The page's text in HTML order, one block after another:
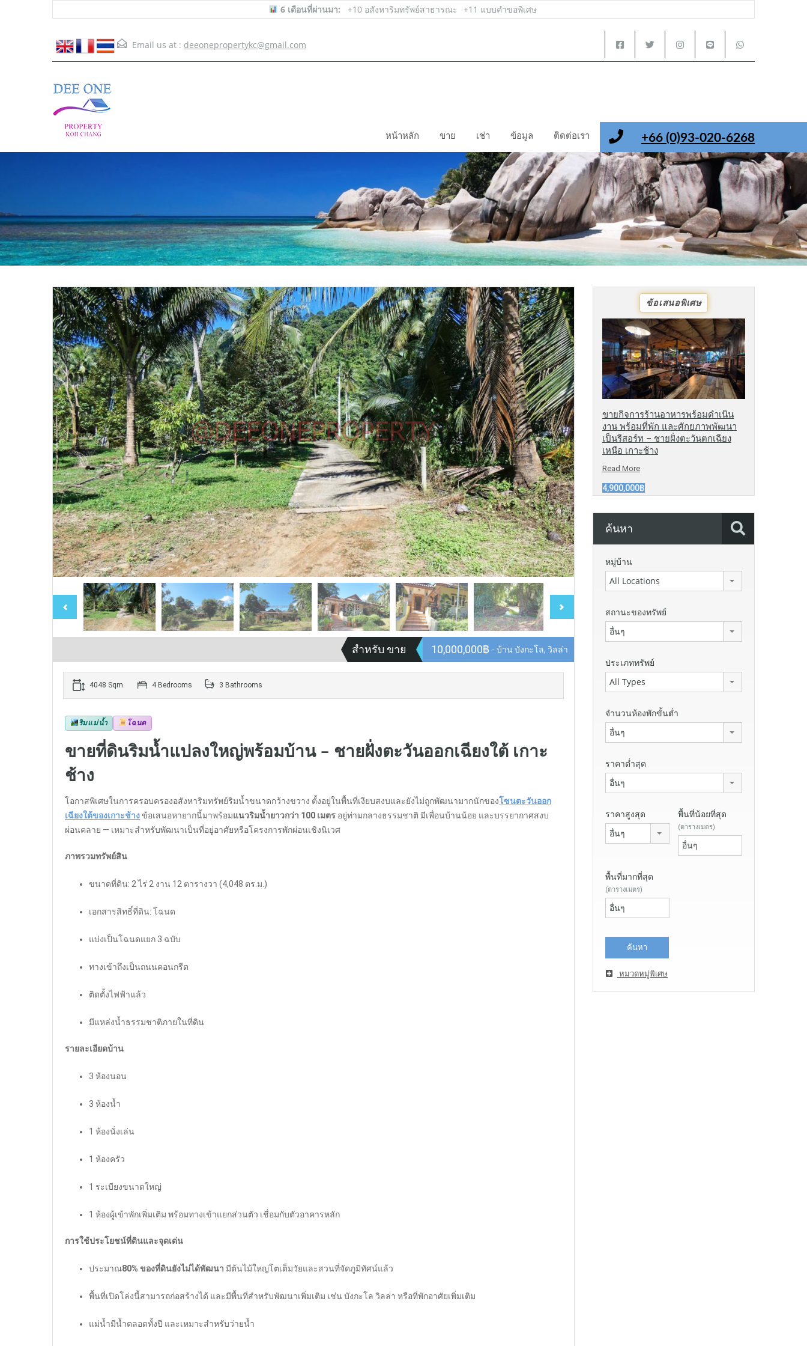
6 เดือนที่ผ่านมา: +10 อสังหาริมทรัพย์สาธารณะ +11 แบบคำขอพิเศษ
Email us at : deeonepropertykc@gmail.com
+66 (0)93-020-6268
หน้าหลัก ขาย เช่า ข้อมูล ติดต่อเรา
สำหรับ ขาย 10,000,000฿ - บ้าน บังกะโล, วิลล่า
4048 Sqm. 4 Bedrooms 3 Bathrooms
ริมแม่น้ำ โฉนด
ขายที่ดินริมน้ำแปลงใหญ่พร้อมบ้าน – ชายฝั่งตะวันออกเฉียงใต้ เกาะ
ช้าง
โอกาสพิเศษในการครอบครองอสังหาริมทรัพย์ริมน้ำขนาดกว้างขวาง ตั้งอยู่ในพื้นที่เงียบสงบและยังไม่ถูกพัฒนามากนักของโซนตะวันออก
เฉียงใต้ของเกาะช้างข้อเสนอหายากนี้มาพร้อมแนวริมน้ำยาวกว่า 100 เมตร อยู่ท่ามกลางธรรมชาติ มีเพื่อนบ้านน้อย และบรรยากาศสงบ
ผ่อนคลาย — เหมาะสำหรับพัฒนาเป็นที่อยู่อาศัยหรือโครงการพักผ่อนเชิงนิเวศ
ภาพรวมทรัพย์สิน
ขนาดที่ดิน: 2 ไร่ 2 งาน 12 ตารางวา (4,048 ตร.ม.)
เอกสารสิทธิ์ที่ดิน: โฉนด
แบ่งเป็นโฉนดแยก 3 ฉบับ
ทางเข้าถึงเป็นถนนคอนกรีต
ติดตั้งไฟฟ้าแล้ว
มีแหล่งน้ำธรรมชาติภายในที่ดิน
รายละเอียดบ้าน
3 ห้องนอน
3 ห้องน้ำ
1 ห้องนั่งเล่น
1 ห้องครัว
1 ระเบียงขนาดใหญ่
1 ห้องผู้เข้าพักเพิ่มเติม พร้อมทางเข้าแยกส่วนตัว เชื่อมกับตัวอาคารหลัก
การใช้ประโยชน์ที่ดินและจุดเด่น
ประมาณ80% ของที่ดินยังไม่ได้พัฒนา มีต้นไม้ใหญ่โตเต็มวัยและสวนที่จัดภูมิทัศน์แล้ว
พื้นที่เปิดโล่งนี้สามารถก่อสร้างได้ และมีพื้นที่สำหรับพัฒนาเพิ่มเติม เช่น บังกะโล วิลล่า หรือที่พักอาศัยเพิ่มเติม
แม่น้ำมีน้ำตลอดทั้งปี และเหมาะสำหรับว่ายน้ำ
ข้อเสนอพิเศษ
ขายกิจการร้านอาหารพร้อมดำเนิน
งาน พร้อมที่พัก และศักยภาพพัฒนา
เป็นรีสอร์ท – ชายฝั่งตะวันตกเฉียง
เหนือ เกาะช้าง
Read More
4,900,000฿
ค้นหา
หมู่บ้าน
All Locations
สถานะของทรัพย์
อื่นๆ
ประเภททรัพย์
All Types
จำนวนห้องพักขั้นต่ำ
อื่นๆ
ราคาต่ำสุด
อื่นๆ
ราคาสูงสุด
อื่นๆ
พื้นที่น้อยที่สุด
(ตารางเมตร)
พื้นที่มากที่สุด
(ตารางเมตร)
หมวดหมู่พิเศษ